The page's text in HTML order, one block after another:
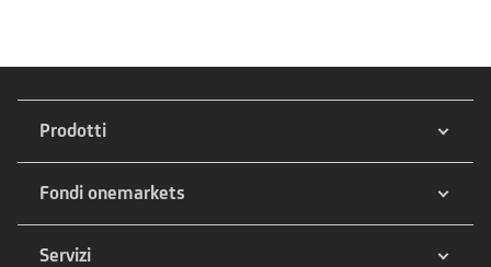
Prodotti
Fondi onemarkets
Servizi